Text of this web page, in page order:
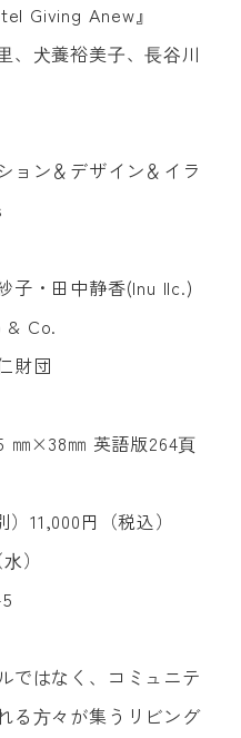
Giving Anew』
、⽝養裕美⼦、⻑⾕川
ョン＆デザイン＆イラ
子・田中静香(Inu llc.)
& Co.
財団
㎜×38㎜ 英語版264⾴
11,000円（税込）
）
ではなく、コミュニテ
る⽅々が集うリビング